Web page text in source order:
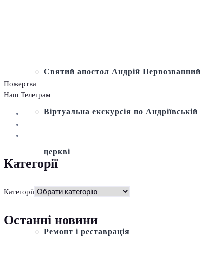
Святий апостол Андрій Первозванний
Віртуальна екскурсія по Андріївській
церкві
Історія
Ремонт і реставрація
Пожертва
Наш Телеграм
Категорії
Категорії
Останні новини